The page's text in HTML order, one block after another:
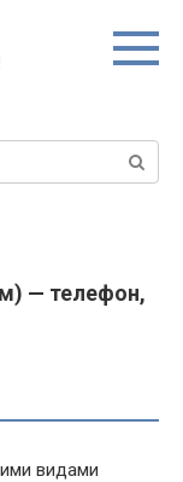
— телефон,
видами